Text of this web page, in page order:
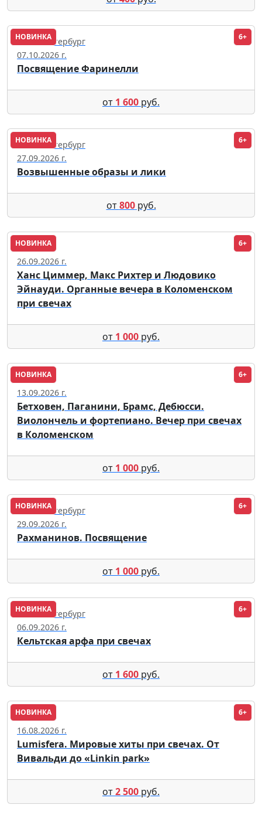
НОВИНКА 6+
Санкт-Петербург
07.10.2026 г.
Посвящение Фаринелли
от 1 600 руб.
НОВИНКА 6+
Санкт-Петербург
27.09.2026 г.
Возвышенные образы и лики
от800руб.
НОВИНКА 6+
Москва
26.09.2026 г.
Ханс Циммер, Макс Рихтер и Людовико
Эйнауди. Органные вечера в Коломенском
при свечах
от 1 000 руб.
НОВИНКА 6+
Москва
13.09.2026 г.
Бетховен, Паганини, Брамс, Дебюсси.
Виолончель и фортепиано. Вечер при свечах
в Коломенском
от 1 000 руб.
НОВИНКА 6+
Санкт-Петербург
29.09.2026 г.
Рахманинов. Посвящение
от 1 000 руб.
НОВИНКА 6+
Санкт-Петербург
06.09.2026 г.
Кельтская арфа при свечах
от 1 600 руб.
НОВИНКА 6+
Москва
16.08.2026 г.
Lumisfera. Мировые хиты при свечах. От
Вивальди до «Linkin park»
от2 500 руб.